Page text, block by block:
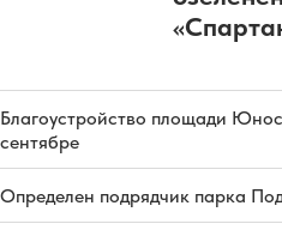
Благоустройство площади
сентябре
Определен подрядчик парка